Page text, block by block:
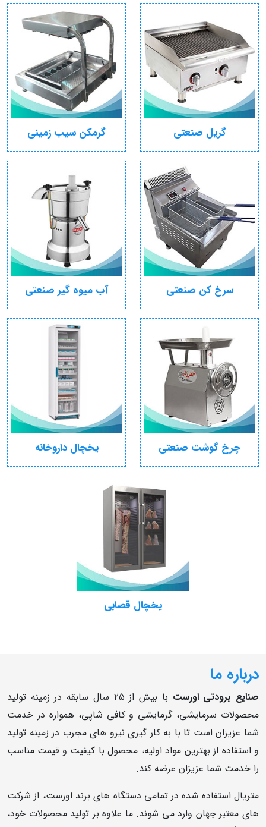
گریل صنعتی گرمکن سیب زمینی
سرخ کن صنعتی آب میوه گیر صنعتی
چرخ گوشت صنعتی یخچال داروخانه
یخچال قصابی
درباره ما
صنایع برودتی اورست
با بیش از ۲۵ سال سابقه در زمینه تولید
محصولات سرمایشی، گرمایشی و کافی شاپی، همواره در خدمت
شما عزیزان است تا با به کار گیری نیرو های مجرب در زمینه تولید
و استفاده از بهترین مواد اولیه، محصول با کیفیت و قیمت مناسب
را خدمت شما عزیزان عرضه کند.
متریال استفاده شده در تمامی دستگاه های برند اورست، از شرکت
های معتبر جهان وارد می شوند. ما علاوه بر تولید محصولات خود،